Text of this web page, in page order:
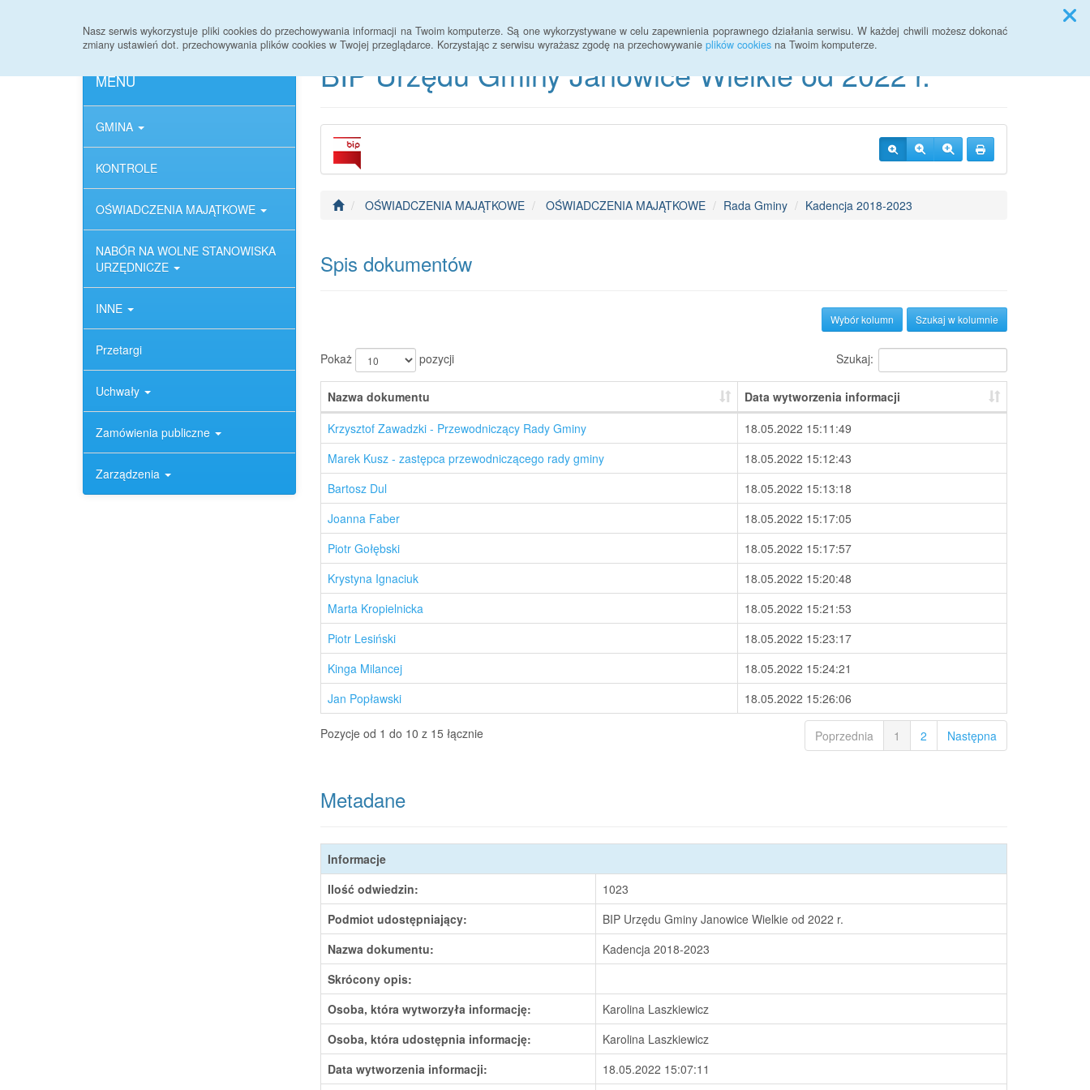
Nasz serwis wykorzystuje pliki cookies do przechowywania informacji na Twoim komputerze. Są one wykorzystywane w celu zapewnienia poprawnego działania serwisu. W każdej chwili możesz dokonać
zmiany ustawień dot. przechowywania plików cookies w Twojej przeglądarce. Korzystając z serwisu wyrażasz zgodę na przechowywanie plików cookies na Twoim komputerze.
MENU
GMINA
KONTROLE
OŚWIADCZENIA MAJĄTKOWE
NABÓR NA WOLNE STANOWISKA
URZĘDNICZE
INNE
Przetargi
Uchwały
Zamówienia publiczne
Zarządzenia
BIP Urzędu Gminy Janowice Wielkie od 2022 r.
OŚWIADCZENIA MAJĄTKOWE OŚWIADCZENIA MAJĄTKOWE Rada Gminy Kadencja 2018-2023
Spis dokumentów
Szukaj w kolumnie
Wybór kolumn
Pokaż pozycji Szukaj:
Nazwa dokumentu
Data wytworzenia informacji
Krzysztof Zawadzki - Przewodniczący Rady Gminy
18.05.2022 15:11:49
Marek Kusz - zastępca przewodniczącego rady gminy
18.05.2022 15:12:43
Bartosz Dul
18.05.2022 15:13:18
Joanna Faber
18.05.2022 15:17:05
Piotr Gołębski
18.05.2022 15:17:57
Krystyna Ignaciuk
18.05.2022 15:20:48
Marta Kropielnicka
18.05.2022 15:21:53
Piotr Lesiński
18.05.2022 15:23:17
Kinga Milancej
18.05.2022 15:24:21
Jan Popławski
18.05.2022 15:26:06
Pozycje od 1 do 10 z 15 łącznie Poprzednia 1 2 Następna
Metadane
Informacje
Ilość odwiedzin:
1023
Podmiot udostępniający:
BIP Urzędu Gminy Janowice Wielkie od 2022 r.
Nazwa dokumentu:
Kadencja 2018-2023
Skrócony opis:
Osoba, która wytworzyła informację:
Karolina Laszkiewicz
Osoba, która udostępnia informację:
Karolina Laszkiewicz
Data wytworzenia informacji:
18.05.2022 15:07:11